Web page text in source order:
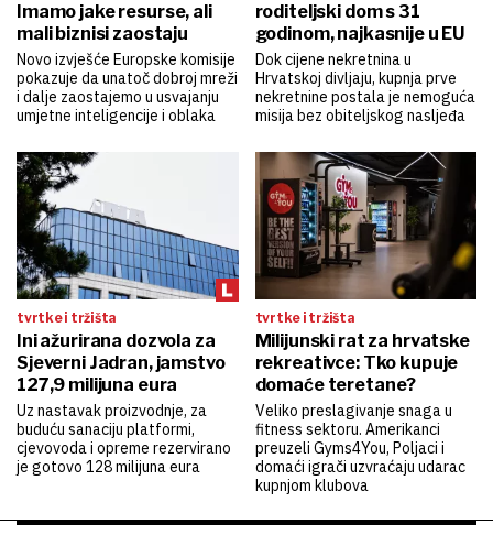
Imamo jake resurse, ali
mali biznisi zaostaju
Novo izvješće Europske komisije
pokazuje da unatoč dobroj mreži
i dalje zaostajemo u usvajanju
umjetne inteligencije i oblaka
roditeljski dom s 31
godinom, najkasnije u EU
Dok cijene nekretnina u
Hrvatskoj divljaju, kupnja prve
nekretnine postala je nemoguća
misija bez obiteljskog nasljeđa
tvrtke i tržišta
Ini ažurirana dozvola za
Sjeverni Jadran, jamstvo
127,9 milijuna eura
Uz nastavak proizvodnje, za
buduću sanaciju platformi,
cjevovoda i opreme rezervirano
je gotovo 128 milijuna eura
tvrtke i tržišta
Milijunski rat za hrvatske
rekreativce: Tko kupuje
domaće teretane?
Veliko preslagivanje snaga u
fitness sektoru. Amerikanci
preuzeli Gyms4You, Poljaci i
domaći igrači uzvraćaju udarac
kupnjom klubova